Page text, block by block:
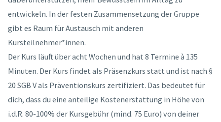
entwickeln. In der festen Zusammensetzung der Gruppe
gibt es Raum für Austausch mit anderen
Kursteilnehmer*innen.
Der Kurs läuft über acht Wochen und hat 8 Termine à 135
Minuten. Der Kurs findet als Präsenzkurs statt und ist nach §
20 SGB V als Präventionskurs zertifiziert. Das bedeutet für
dich, dass du eine anteilige Kostenerstattung in Höhe von
i.d.R. 80-100% der Kursgebühr (mind. 75 Euro) von deiner